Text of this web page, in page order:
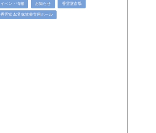
イベント情報 お知らせ 香雲堂斎場
香雲堂斎場 家族葬専用ホール